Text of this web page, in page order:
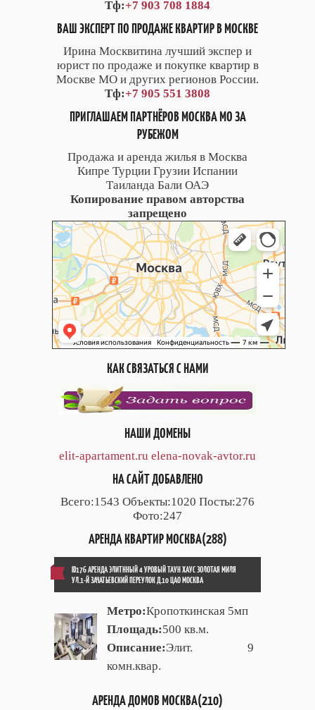
Тф:+7 903 708 1884
ВАШ ЭКСПЕРТ ПО ПРОДАЖЕ КВАРТИР В МОСКВЕ
Ирина Москвитина лучший экспер и
юрист по продаже и покупке квартир в
Москве МО и других регионов России.
Тф:+7 905 551 3808
ПРИГЛАШАЕМ ПАРТНЁРОВ МОСКВА МО ЗА
РУБЕЖОМ
Продажа и аренда жилья в Москва
Кипре Турции Грузии Испании
Таиланда Бали ОАЭ
Копирование правом авторства
запрещено
КАК СВЯЗАТЬСЯ С НАМИ
НАШИ ДОМЕНЫ
elit-apartament.ru elena-novak-avtor.ru
НА САЙТ ДОБАВЛЕНО
Всего:1543 Объекты:1020 Посты:276
Фото:247
АРЕНДА КВАРТИР МОСКВА(288)
ID176 АРЕНДА ЭЛИТННЫЙ 4 УРОВЫЙ ТАУН ХАУС ЗОЛОТАЯ МИЛЯ
УЛ.1-Й ЗАЧАТЬЕВСКИЙ ПЕРЕУЛОК Д.10 ЦАО МОСКВА
Метро:Кропоткинская 5мп
Площадь:500 кв.м.
Описание:Элит. 9
комн.квар.
АРЕНДА ДОМОВ МОСКВА(210)